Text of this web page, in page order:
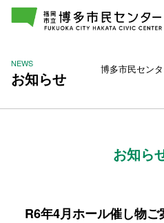
NEWS
お知らせ 博多市民セン
お知ら
R6年4月ホール催し物ご